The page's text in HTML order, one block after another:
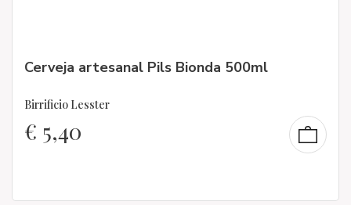
Cerveja artesanal Pils Bionda 500ml
Birrificio Lesster
€ 5,40